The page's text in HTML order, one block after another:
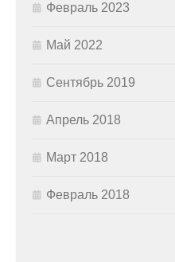
Февраль 2023
Май 2022
Сентябрь 2019
Апрель 2018
Март 2018
Февраль 2018